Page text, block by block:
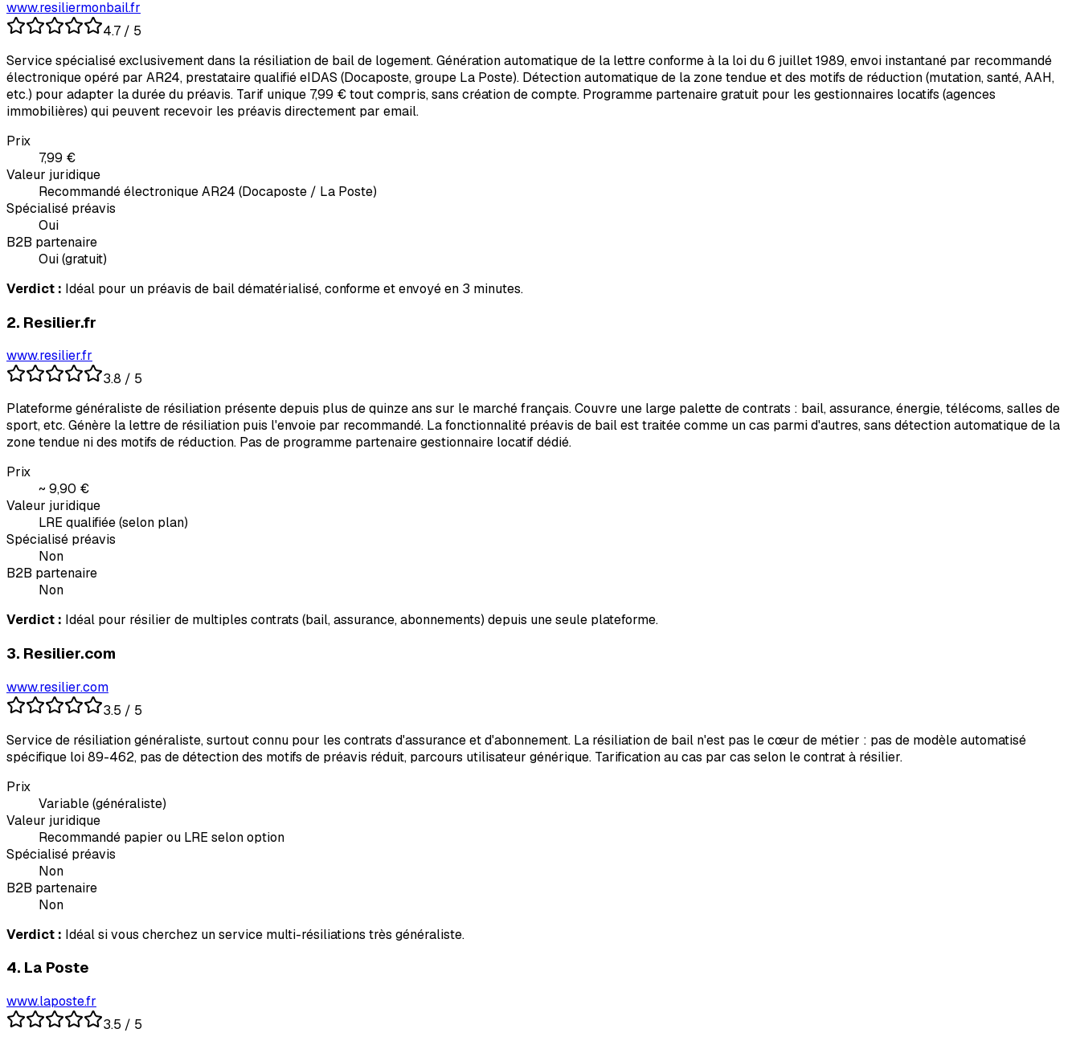
www.resiliermonbail.fr
4.7 / 5
Service spécialisé exclusivement dans la résiliation de bail de logement. Génération automatique de la lettre conforme à la loi du 6 juillet 1989, envoi instantané par recommandé
électronique opéré par AR24, prestataire qualifié eIDAS (Docaposte, groupe La Poste). Détection automatique de la zone tendue et des motifs de réduction (mutation, santé, AAH,
etc.) pour adapter la durée du préavis. Tarif unique 7,99 € tout compris, sans création de compte. Programme partenaire gratuit pour les gestionnaires locatifs (agences
immobilières) qui peuvent recevoir les préavis directement par email.
Prix
7,99 €
Valeur juridique
Recommandé électronique AR24 (Docaposte / La Poste)
Spécialisé préavis
Oui
B2B partenaire
Oui (gratuit)
Verdict : Idéal pour un préavis de bail dématérialisé, conforme et envoyé en 3 minutes.
2. Resilier.fr
www.resilier.fr
3.8 / 5
Plateforme généraliste de résiliation présente depuis plus de quinze ans sur le marché français. Couvre une large palette de contrats : bail, assurance, énergie, télécoms, salles de
sport, etc. Génère la lettre de résiliation puis l'envoie par recommandé. La fonctionnalité préavis de bail est traitée comme un cas parmi d'autres, sans détection automatique de la
zone tendue ni des motifs de réduction. Pas de programme partenaire gestionnaire locatif dédié.
Prix
~ 9,90 €
Valeur juridique
LRE qualifiée (selon plan)
Spécialisé préavis
Non
B2B partenaire
Non
Verdict : Idéal pour résilier de multiples contrats (bail, assurance, abonnements) depuis une seule plateforme.
3. Resilier.com
www.resilier.com
3.5 / 5
Service de résiliation généraliste, surtout connu pour les contrats d'assurance et d'abonnement. La résiliation de bail n'est pas le cœur de métier : pas de modèle automatisé
spécifique loi 89-462, pas de détection des motifs de préavis réduit, parcours utilisateur générique. Tarification au cas par cas selon le contrat à résilier.
Prix
Variable (généraliste)
Valeur juridique
Recommandé papier ou LRE selon option
Spécialisé préavis
Non
B2B partenaire
Non
Verdict : Idéal si vous cherchez un service multi-résiliations très généraliste.
4. La Poste
www.laposte.fr
3.5 / 5